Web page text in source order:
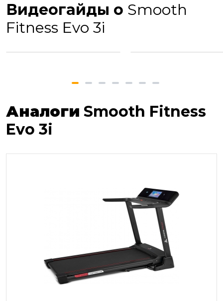
Видеогайды о Smooth
Fitness Evo 3i
Аналоги Smooth Fitness
Evo 3i